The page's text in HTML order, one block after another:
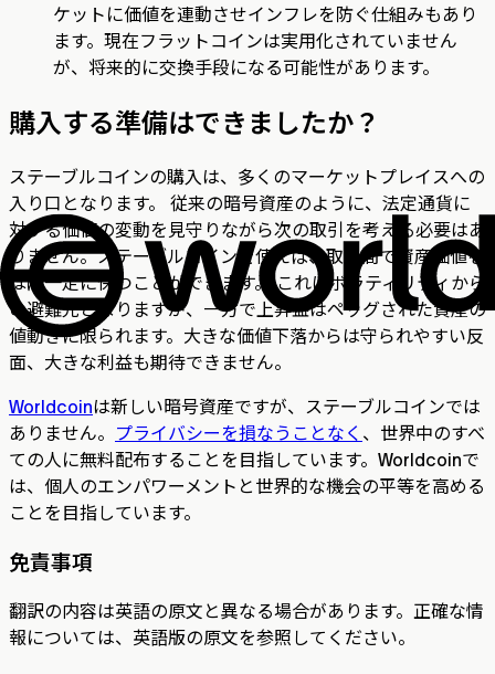
ケットに価値を連動させインフレを防ぐ仕組みもあり
ます。現在フラットコインは実用化されていません
が、将来的に交換手段になる可能性があります。
購入する準備はできましたか？
ステーブルコインの購入は、多くのマーケットプレイスへの
入り口となります。 従来の暗号資産のように、法定通貨に
対する価値の変動を見守りながら次の取引を考える必要はあ
りません。ステーブルコインを使えば、取引間で資産価値を
ほぼ一定に保つことができます。 これはボラティリティから
の避難先となりますが、一方で上昇益はペッグされた資産の
値動きに限られます。大きな価値下落からは守られやすい反
面、大きな利益も期待できません。
Worldcoinは新しい暗号資産ですが、ステーブルコインでは
ありません。
プライバシーを損なうことなく 、世界中のすべ
ての人に無料配布することを目指しています。Worldcoinで
は、個人のエンパワーメントと世界的な機会の平等を高める
ことを目指しています。
免責事項
翻訳の内容は英語の原文と異なる場合があります。正確な情
報については、英語版の原文を参照してください。